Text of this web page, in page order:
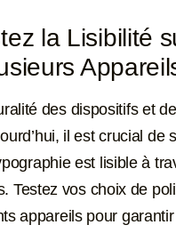
la Lisibilité
des dispositifs et
il est crucial de
est lisible à
Testez vos choix de
appareils pour